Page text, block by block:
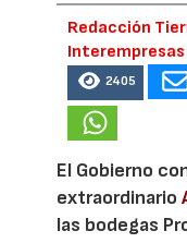
Redacción
Interempresas
2405
El Gobierno
extraordinario
las bodegas